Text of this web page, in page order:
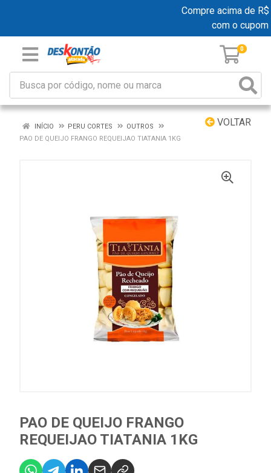
Compre acima de
com o cupom
0
VOLTAR
INÍCIO PERU CORTES
OUTROS
PAO DE QUEIJO FRANGO REQUEIJAO TIATANIA 1KG
PAO DE QUEIJO FRANGO
REQUEIJAO TIATANIA 1KG